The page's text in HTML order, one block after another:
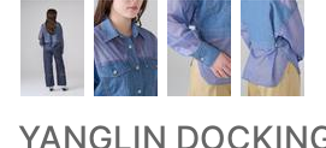
新規会員登録
お買い物カゴ
ご利用ガイド
YANGLIN